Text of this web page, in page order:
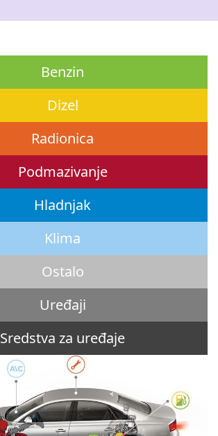
Benzin
Dizel
Radionica
Podmazivanje
Hladnjak
Klima
Ostalo
Uređaji
Sredstva za uređaje